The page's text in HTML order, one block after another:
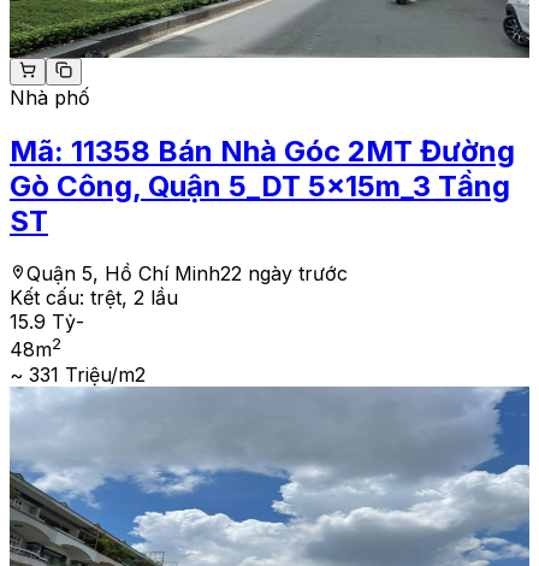
Nhà phố
Mã: 11358 Bán Nhà Góc 2MT Đường
Gò Công, Quận 5_DT 5x15m_3 Tầng
ST
Quận 5, Hồ Chí Minh22 ngày trước
Kết cấu: trệt, 2 lầu
15.9 Tỷ-
48m2
~ 331 Triệu/m2